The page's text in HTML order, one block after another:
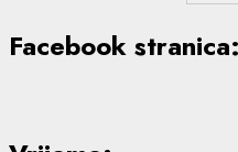
Facebook stranica: